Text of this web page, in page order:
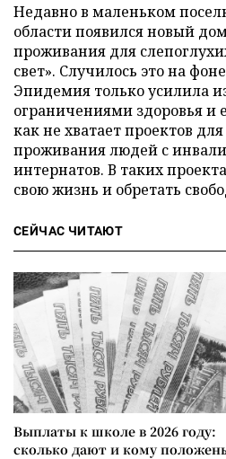
Недавно в маленьком
области появился новый
проживания для
свет». Случилось это на
Эпидемия только усилила
ограничениями здоровья и
как не хватает проектов
проживания людей с
интернатов. В таких
свою жизнь и обретать
СЕЙЧАС ЧИТАЮТ
Выплаты к школе в 2026 году:
сколько дают и кому